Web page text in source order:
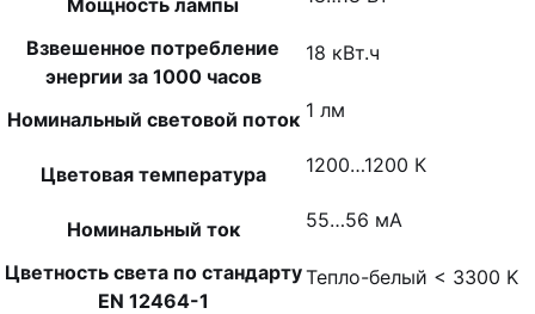
Мощность лампы
Взвешенное потребление
энергии за 1000 часов
18 кВт.ч
Номинальный световой поток 1 лм
Цветовая температура 1200…1200 К
Номинальный ток 55…56 мА
Цветность света по стандарту
EN 12464-1
Тепло-белый < 3300 K